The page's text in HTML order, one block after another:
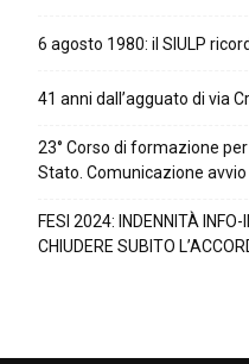
6 agosto 1980: il SIULP
41 anni dall’agguato di via
23° Corso di formazione
Stato. Comunicazione avvio
FESI 2024: INDENNITÀ INFO-
CHIUDERE SUBITO